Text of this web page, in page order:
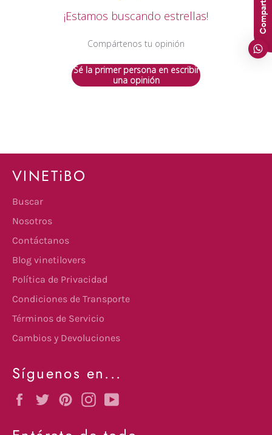
¡Estamos buscando estrellas!
Compártenos tu opinión
Sé la primer persona en escribir
una opinión
VINETiBO
Buscar
Nosotros
Contáctanos
Blog vinetilovers
Política de Privacidad
Condiciones de Transporte
Términos de Servicio
Cambios y Devoluciones
Síguenos en...
FacebookTwitterPinterestInstagram
Compartir